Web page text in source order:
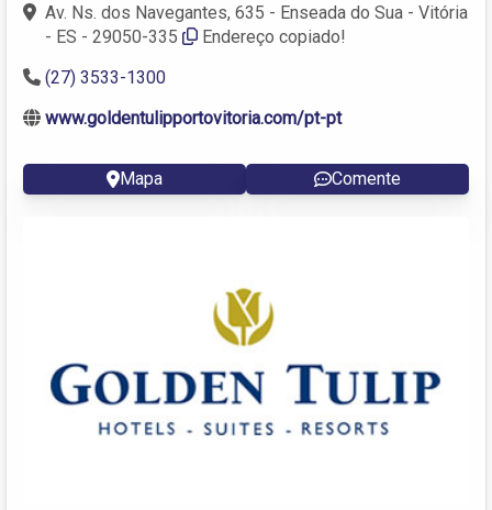
Av. Ns. dos Navegantes, 635 - Enseada do Sua - Vitória
- ES - 29050-335
Endereço copiado!
(27) 3533-1300
www.goldentulipportovitoria.com/pt-pt
Mapa Comente